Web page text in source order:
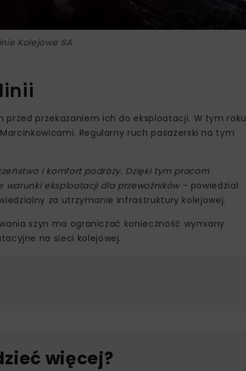
Kolejowe SA
przekazaniem ich do eksploatacji. W tym roku
Regularny ruch pasażerski na tym
i komfort podróży. Dzięki tym pracom
warunki eksploatacji dla przewoźników – powiedział
za utrzymanie infrastruktury kolejowej.
szyn ma ograniczać konieczność wymiany
na sieci kolejowej.
więcej?